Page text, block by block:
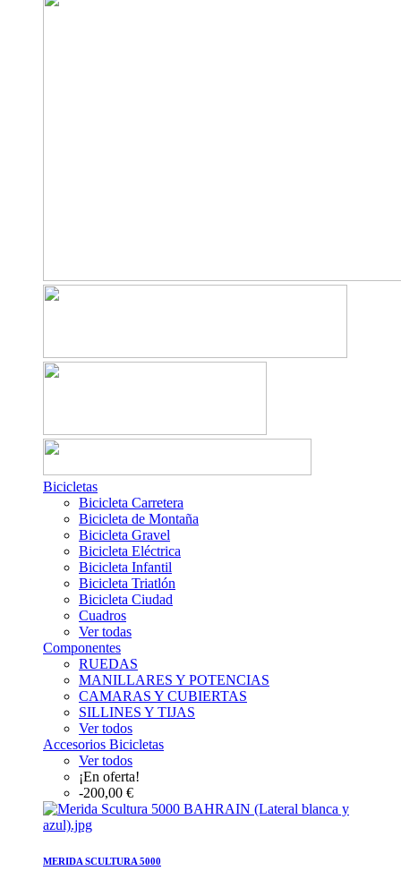
Bicicletas
Bicicleta Carretera
Bicicleta de Montaña
Bicicleta Gravel
Bicicleta Eléctrica
Bicicleta Infantil
Bicicleta Triatlón
Bicicleta Ciudad
Cuadros
Ver todas
Componentes
RUEDAS
MANILLARES Y POTENCIAS
CAMARAS Y CUBIERTAS
SILLINES Y TIJAS
Ver todos
Accesorios Bicicletas
Ver todos
¡En oferta!
-200,00 €
MERIDA SCULTURA 5000